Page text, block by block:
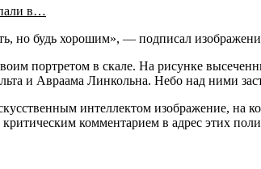
в…
но будь хорошим», — подписал
портретом в скале. На рисунке
и Авраама Линкольна. Небо над ними
интеллектом изображение,
комментарием в адрес этих